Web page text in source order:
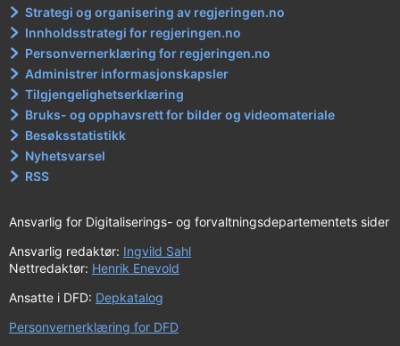
Strategi og organisering av regjeringen.no
Innholdsstrategi for regjeringen.no
Personvernerklæring for regjeringen.no
Administrer informasjonskapsler
Tilgjengelighetserklæring
Bruks- og opphavsrett for bilder og videomateriale
Besøksstatistikk
Nyhetsvarsel
RSS
Ansvarlig for Digitaliserings- og forvaltningsdepartementets sider
Ansvarlig redaktør: Ingvild Sahl
Nettredaktør: Henrik Enevold
Ansatte i DFD: Depkatalog
Personvernerklæring for DFD